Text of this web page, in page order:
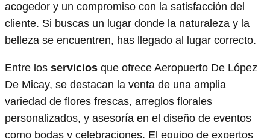
acogedor y un compromiso con la satisfacción del
cliente. Si buscas un lugar donde la naturaleza y la
belleza se encuentren, has llegado al lugar correcto.
Entre los servicios que ofrece Aeropuerto De López
De Micay, se destacan la venta de una amplia
variedad de flores frescas, arreglos florales
personalizados, y asesoría en el diseño de eventos
como bodas y celebraciones. El equipo de expertos